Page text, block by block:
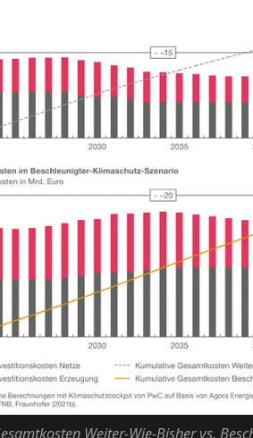
Weiter-Wie-Bisher vs.